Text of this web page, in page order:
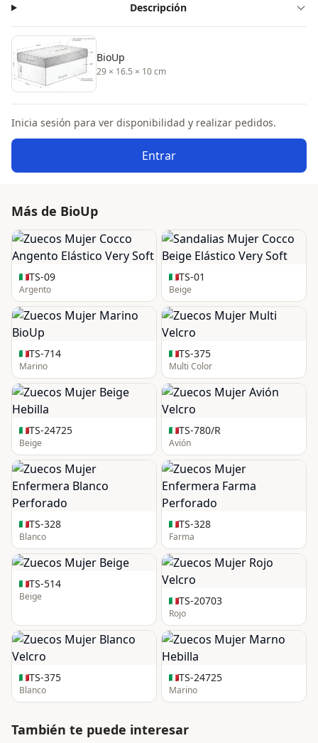
Descripción
BioUp
29 × 16.5 × 10 cm
Inicia sesión para ver disponibilidad y realizar pedidos.
Entrar
Más de BioUp
TS-09
Argento
TS-01
Beige
TS-714
Marino
TS-375
Multi Color
TS-24725
Beige
TS-780/R
Avión
TS-328
Blanco
TS-328
Farma
TS-514
Beige TS-20703
Rojo
TS-375
Blanco
TS-24725
Marino
También te puede interesar